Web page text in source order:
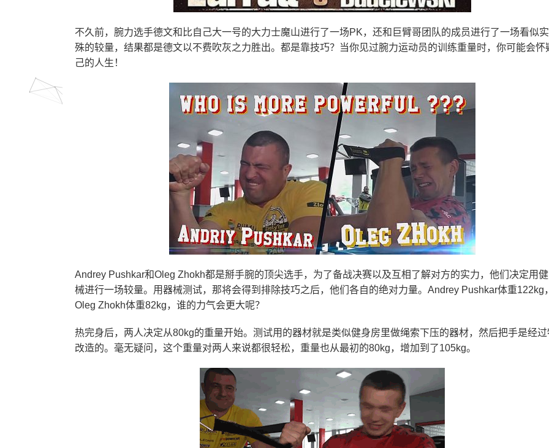
不久前，腕力选手德文和比自己大一号的大力士魔山进行了一场PK，还和巨臂哥团队的成员进行了一场看似
殊的较量，结果都是德文以不费吹灰之力胜出。都是靠技巧？当你见过腕力运动员的训练重量时，你可能会怀
己的人生！
Andrey Pushkar和Oleg Zhokh都是掰手腕的顶尖选手，为了备战决赛以及互相了解对方的实力，他们决定用
械进行一场较量。用器械测试，那将会得到排除技巧之后，他们各自的绝对力量。Andrey Pushkar体重122kg
Oleg Zhokh体重82kg，谁的力气会更大呢？
热完身后，两人决定从80kg的重量开始。测试用的器材就是类似健身房里做绳索下压的器材，然后把手是经
改造的。毫无疑问，这个重量对两人来说都很轻松，重量也从最初的80kg，增加到了105kg。